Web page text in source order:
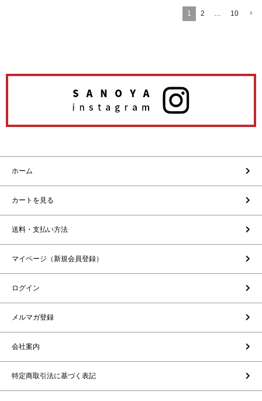
1 2 10
ホーム
カートを見る
送料・支払い方法
マイページ（新規会員登録）
ログイン
メルマガ登録
会社案内
特定商取引法に基づく表記